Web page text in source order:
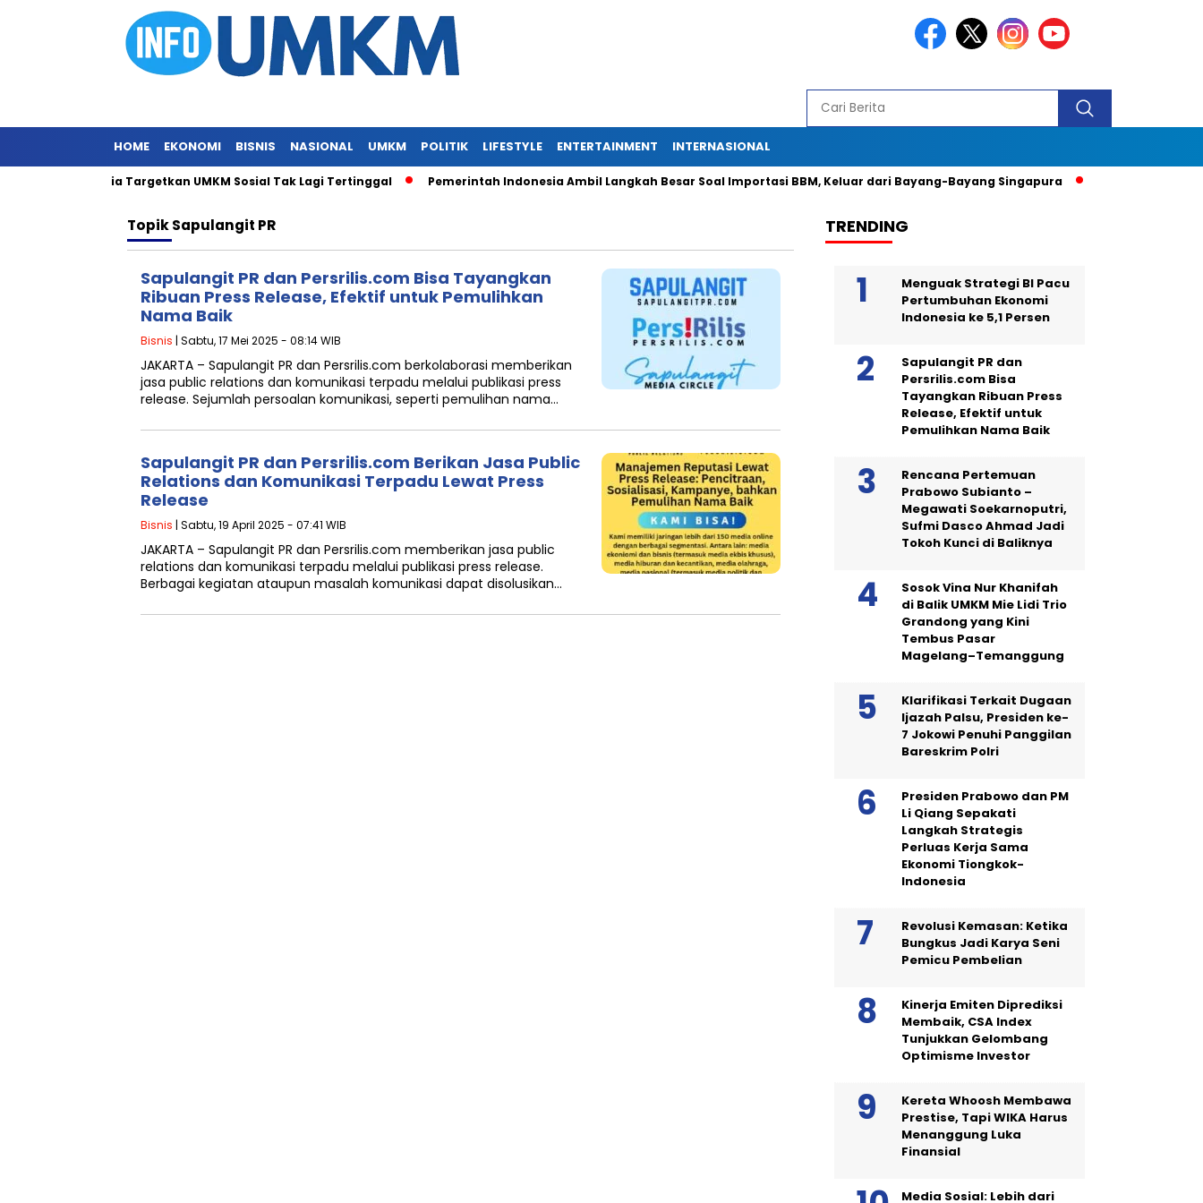
HOME EKONOMI BISNIS NASIONAL UMKM POLITIK LIFESTYLE ENTERTAINMENT INTERNASIONAL
DBS Indonesia Targetkan UMKM Sosial Tak Lagi Tertinggal Pemerintah Indonesia Ambil Langkah Besar Soal Importasi BBM, Keluar dari Bayang-Bayang Singapura Ingin Tampil
TopikSapulangit PR
Sapulangit PR dan Persrilis.com Bisa Tayangkan
Ribuan Press Release, Efektif untuk Pemulihkan
Nama Baik
Bisnis | Sabtu, 17 Mei 2025 - 08:14 WIB
JAKARTA – Sapulangit PR dan Persrilis.com berkolaborasi memberikan
jasa public relations dan komunikasi terpadu melalui publikasi press
release. Sejumlah persoalan komunikasi, seperti pemulihan nama…
Sapulangit PR dan Persrilis.com Berikan Jasa Public
Relations dan Komunikasi Terpadu Lewat Press
Release
Bisnis | Sabtu, 19 April 2025 - 07:41 WIB
JAKARTA – Sapulangit PR dan Persrilis.com memberikan jasa public
relations dan komunikasi terpadu melalui publikasi press release.
Berbagai kegiatan ataupun masalah komunikasi dapat disolusikan…
TRENDING
Menguak Strategi BI Pacu
Pertumbuhan Ekonomi
Indonesia ke 5,1 Persen
Sapulangit PR dan
Persrilis.com Bisa
Tayangkan Ribuan Press
Release, Efektif untuk
Pemulihkan Nama Baik
Rencana Pertemuan
Prabowo Subianto –
Megawati Soekarnoputri,
Sufmi Dasco Ahmad Jadi
Tokoh Kunci di Baliknya
Sosok Vina Nur Khanifah
di Balik UMKM Mie Lidi Trio
Grandong yang Kini
Tembus Pasar
Magelang–Temanggung
Klarifikasi Terkait Dugaan
Ijazah Palsu, Presiden ke-
7 Jokowi Penuhi Panggilan
Bareskrim Polri
Presiden Prabowo dan PM
Li Qiang Sepakati
Langkah Strategis
Perluas Kerja Sama
Ekonomi Tiongkok-
Indonesia
Revolusi Kemasan: Ketika
Bungkus Jadi Karya Seni
Pemicu Pembelian
Kinerja Emiten Diprediksi
Membaik, CSA Index
Tunjukkan Gelombang
Optimisme Investor
Kereta Whoosh Membawa
Prestise, Tapi WIKA Harus
Menanggung Luka
Finansial
Media Sosial: Lebih dari